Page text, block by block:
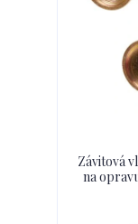
Závitová
na